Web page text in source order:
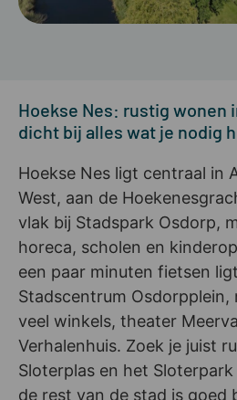
Hoekse Nes: rustig wonen
dicht bij alles wat je nodig
Hoekse Nes ligt centraal in
West, aan de
vlak bij Stadspark Osdorp,
horeca, scholen en
een paar minuten fietsen
Stadscentrum Osdorpplein,
veel winkels, theater
Verhalenhuis. Zoek je juist
Sloterplas en het
de rest van de stad is goed